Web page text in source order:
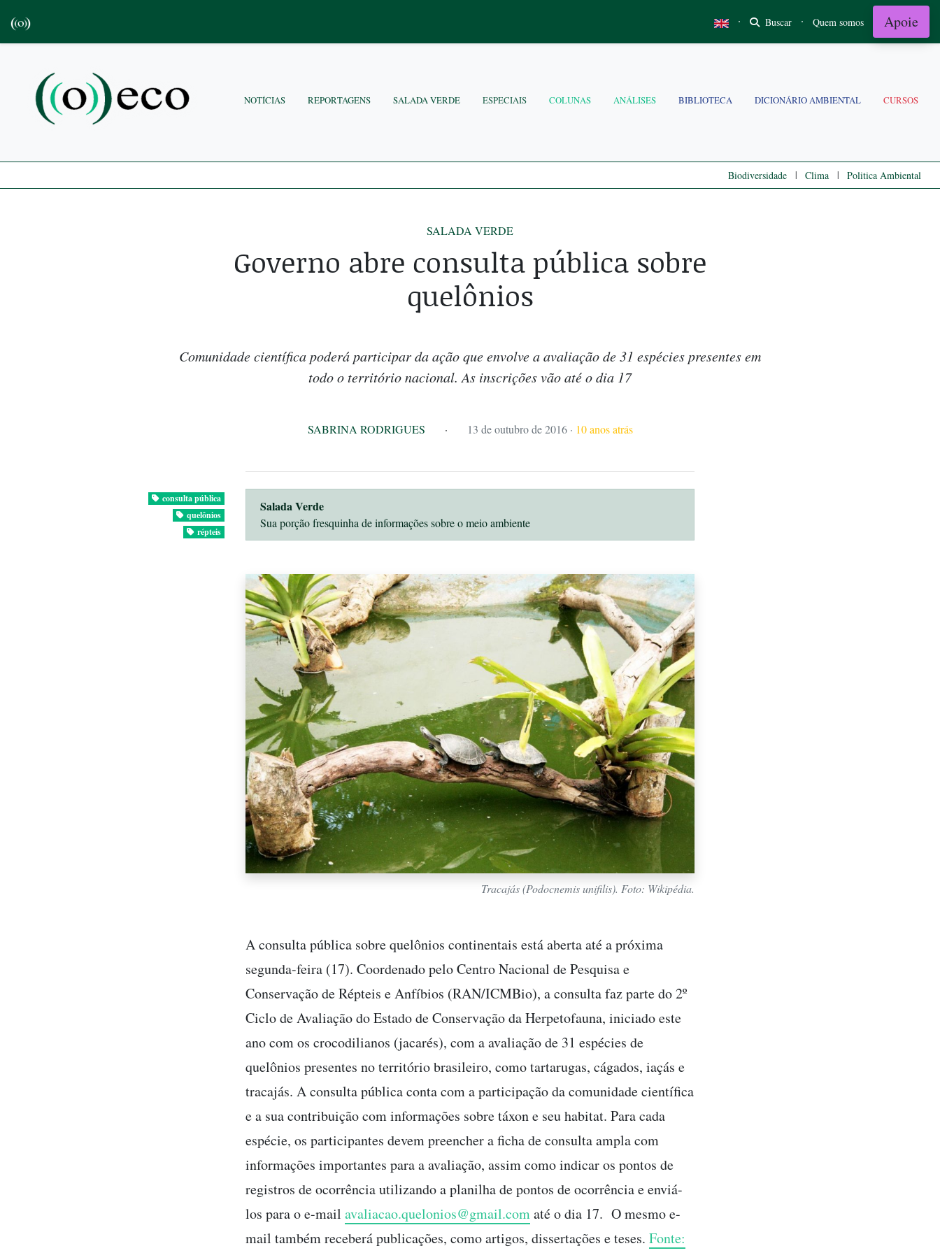
· Buscar · Quem somos Apoie
NOTÍCIAS REPORTAGENS SALADA VERDE ESPECIAIS COLUNAS ANÁLISES BIBLIOTECA DICIONÁRIO AMBIENTAL CURSOS
Biodiversidade | Clima | Politica Ambiental
SALADA VERDE
Governo abre consulta pública sobre
quelônios
Comunidade científica poderá participar da ação que envolve a avaliação de 31 espécies presentes em
todo o território nacional. As inscrições vão até o dia 17
SABRINA RODRIGUES · 13 de outubro de 2016 · 10 anos atrás
consulta pública
quelônios
répteis
Salada Verde
Sua porção fresquinha de informações sobre o meio ambiente
Tracajás (Podocnemis unifilis). Foto: Wikipédia.
A consulta pública sobre quelônios continentais está aberta até a próxima
segunda-feira (17). Coordenado pelo Centro Nacional de Pesquisa e
Conservação de Répteis e Anfíbios (RAN/ICMBio), a consulta faz parte do 2º
Ciclo de Avaliação do Estado de Conservação da Herpetofauna, iniciado este
ano com os crocodilianos (jacarés), com a avaliação de 31 espécies de
quelônios presentes no território brasileiro, como tartarugas, cágados, iaçás e
tracajás. A consulta pública conta com a participação da comunidade científica
e a sua contribuição com informações sobre táxon e seu habitat. Para cada
espécie, os participantes devem preencher a ficha de consulta ampla com
informações importantes para a avaliação, assim como indicar os pontos de
registros de ocorrência utilizando a planilha de pontos de ocorrência e enviá-
los para o e-mail avaliacao.quelonios@gmail.comaté o dia 17. O mesmo e-
mail também receberá publicações, como artigos, dissertações e teses. Fonte: